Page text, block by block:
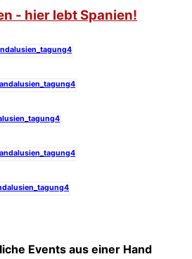
- hier lebt Spanien!
Events aus einer Hand